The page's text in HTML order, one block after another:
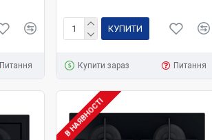
Питання
КУПИТИ
Купити зараз Питання
В НАЯВНОСТІ